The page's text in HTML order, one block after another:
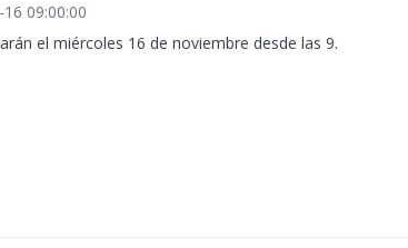
09:00:00
el miércoles 16 de noviembre desde las 9.